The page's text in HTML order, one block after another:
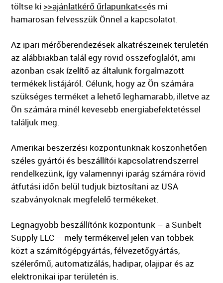
töltse ki >>ajánlatkérő űrlapunkat<<és mi
hamarosan felvesszük Önnel a kapcsolatot.
Az ipari mérőberendezések alkatrészeinek területén
az alábbiakban talál egy rövid összefoglalót, ami
azonban csak ízelítő az általunk forgalmazott
termékek listájáról. Célunk, hogy az Ön számára
szükséges terméket a lehető leghamarabb, illetve az
Ön számára minél kevesebb energiabefektetéssel
találjuk meg.
Amerikai beszerzési központunknak köszönhetően
széles gyártói és beszállítói kapcsolatrendszerrel
rendelkezünk, így valamennyi iparág számára rövid
átfutási időn belül tudjuk biztosítani az USA
szabványoknak megfelelő termékeket.
Legnagyobb beszállítónk központunk – a Sunbelt
Supply LLC – mely termékeivel jelen van többek
közt a számítógépgyártás, félvezetőgyártás,
szélerőmű, automatizálás, hadipar, olajipar és az
elektronikai ipar területén is.